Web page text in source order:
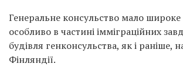
Генеральне консульство мало широке
особливо в частині імміграційних
будівля генконсульства, як і раніше,
Фінляндії.